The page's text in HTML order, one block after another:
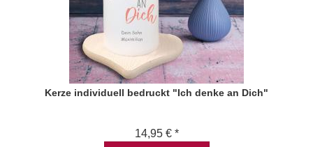
Kerze individuell bedruckt "Ich denke an Dich"
14,95 € *